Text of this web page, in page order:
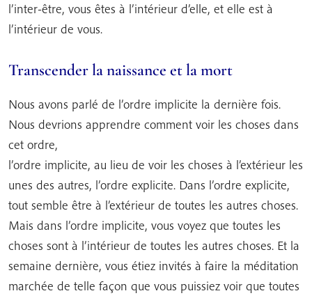
l’inter-être, vous êtes à l’intérieur d’elle, et elle est à
l’intérieur de vous.
Transcender la naissance et la mort
Nous avons parlé de l’ordre implicite la dernière fois.
Nous devrions apprendre comment voir les choses dans
cet ordre,
l’ordre implicite, au lieu de voir les choses à l’extérieur les
unes des autres, l’ordre explicite. Dans l’ordre explicite,
tout semble être à l’extérieur de toutes les autres choses.
Mais dans l’ordre implicite, vous voyez que toutes les
choses sont à l’intérieur de toutes les autres choses. Et la
semaine dernière, vous étiez invités à faire la méditation
marchée de telle façon que vous puissiez voir que toutes